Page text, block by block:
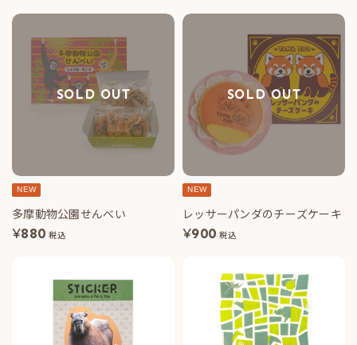
SOLD OUT
NEW
多摩動物公園せんべい
¥880 税込
SOLD OUT
NEW
レッサーパンダのチーズケーキ
¥900 税込